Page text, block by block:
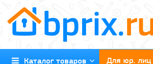
Каталог товаров Для юр. лиц